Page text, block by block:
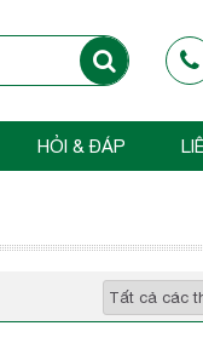
HỎI & ĐÁP